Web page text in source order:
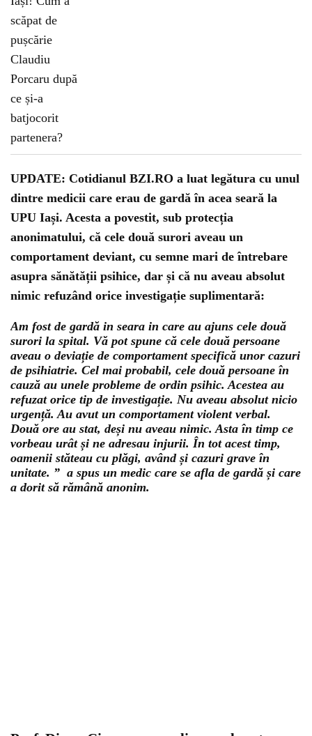
UPDATE: Cotidianul BZI.RO a luat legătura cu unul
dintre medicii care erau de gardă în acea seară la
UPU Iași. Acesta a povestit, sub protecția
anonimatului, că cele două surori aveau un
comportament deviant, cu semne mari de întrebare
asupra sănătății psihice, dar și că nu aveau absolut
nimic refuzând orice investigație suplimentară:
Am fost de gardă in seara in care au ajuns cele două
surori la spital. Vă pot spune că cele două persoane
aveau o deviație de comportament specifică unor cazuri
de psihiatrie. Cel mai probabil, cele două persoane în
cauză au unele probleme de ordin psihic. Acestea au
refuzat orice tip de investigație. Nu aveau absolut nicio
urgență. Au avut un comportament violent verbal.
Două ore au stat, deși nu aveau nimic. Asta în timp ce
vorbeau urât și ne adresau injurii. În tot acest timp,
oamenii stăteau cu plăgi, având și cazuri grave în
unitate. ” a spus un medic care se afla de gardă și care
a dorit să rămână anonim.